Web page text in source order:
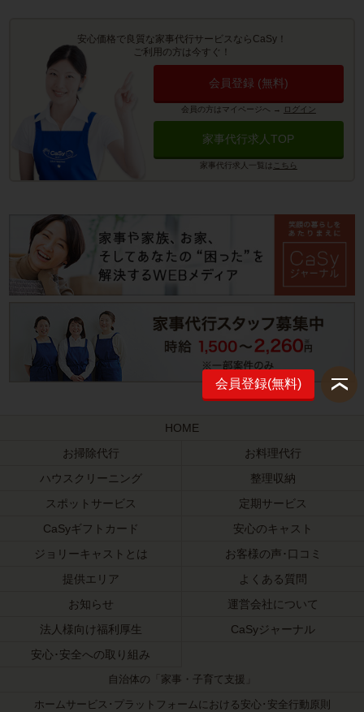
安心価格で良質な家事代行サービスならCaSy！
ご利用の方は今すぐ！
会員登録 (無料)
会員の方はマイページへ → ログイン
家事代行求人TOP
家事代行求人一覧は こちら
会員登録(無料)
HOME
お掃除代行
お料理代行
ハウスクリーニング
整理収納
スポットサービス
定期サービス
CaSyギフトカード
安心のキャスト
ジョリーキャストとは
お客様の声･口コミ
提供エリア
よくある質問
お知らせ
運営会社について
法人様向け福利厚生
CaSyジャーナル
安心･安全への取り組み
自治体の「家事・子育て支援」
ホームサービス･プラットフォームにおける安心･安全行動原則